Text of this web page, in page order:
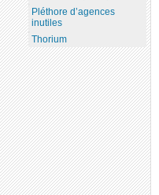
Pléthore d’agences
inutiles
Thorium